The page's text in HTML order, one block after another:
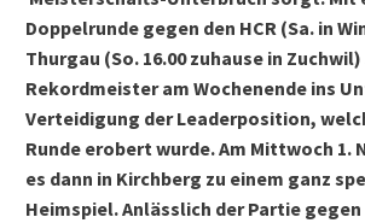
Doppelrunde gegen den HCR (Sa. in
Thurgau (So. 16.00 zuhause in
Rekordmeister am Wochenende ins
Verteidigung der Leaderposition,
Runde erobert wurde. Am Mittwoch 1.
es dann in Kirchberg zu einem ganz
Heimspiel. Anlässlich der Partie